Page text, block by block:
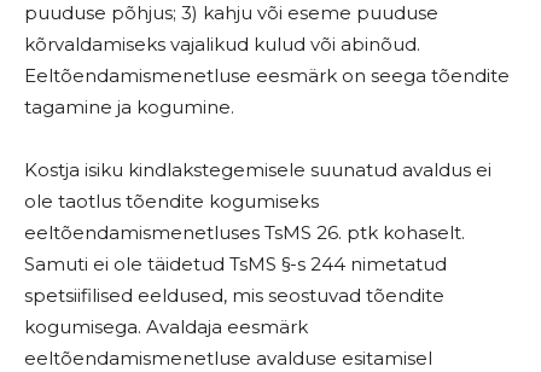
puuduse põhjus; 3) kahju või eseme puuduse
kõrvaldamiseks vajalikud kulud või abinõud.
Eeltõendamismenetluse eesmärk on seega tõendite
tagamine ja kogumine.
Kostja isiku kindlakstegemisele suunatud avaldus ei
ole taotlus tõendite kogumiseks
eeltõendamismenetluses TsMS 26. ptk kohaselt.
Samuti ei ole täidetud TsMS §-s 244 nimetatud
spetsiifilised eeldused, mis seostuvad tõendite
kogumisega. Avaldaja eesmärk
eeltõendamismenetluse avalduse esitamisel